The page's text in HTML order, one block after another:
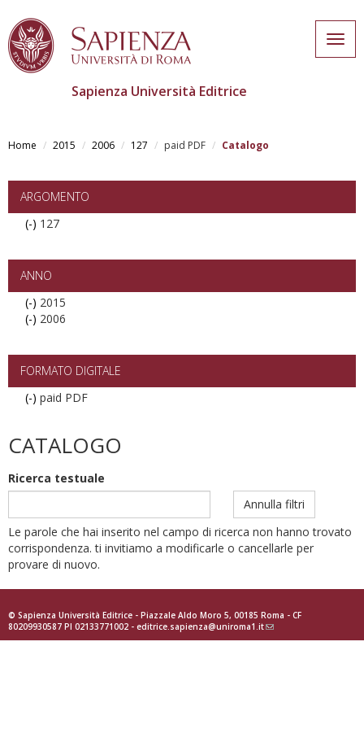
main
Sapienza Università Editrice
Home 2015 2006 127 paid PDF Catalogo
ARGOMENTO
(-) Remove
filter
127
ANNO
(-) Remove
2015
2015
(-) Remove
filter
2006
FORMATO DIGITALE
(-) Remove
filter
paid PDF
CATALOGO
Ricerca testuale
Annulla filtri
Le parole che hai inserito nel campo di ricerca non hanno trovato
corrispondenza. ti invitiamo a modificarle o cancellarle per
provare di nuovo.
© Sapienza Università Editrice - Piazzale Aldo Moro 5, 00185 Roma - CF
80209930587 PI 02133771002 - editrice.sapienza@uniroma1.it(link
sends